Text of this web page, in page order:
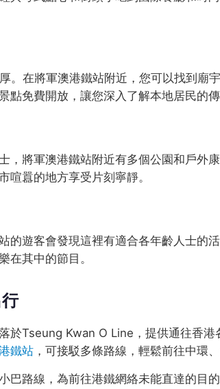
。在將軍澳港鐵站附近，您可以找到廟
點免費開放，讓您深入了解本地居民的傳
，將軍澳港鐵站附近有多個公園和戶外
喧囂的地方享受片刻寧靜。
的遊客會發現這裡有適合各年齡人士的
在其中的節目。
於Tseung Kwan O Line，提供通往香
鐵站 ，可接駁多條路線，輕鬆前往中環
巴路線，為前往港鐵網絡未能直達的目